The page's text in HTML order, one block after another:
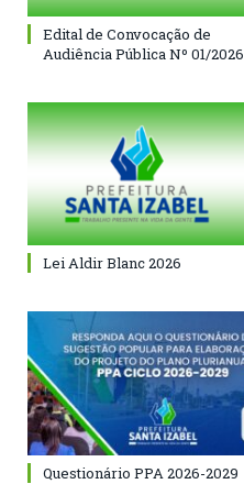
Edital de Convocação de
Audiência Pública Nº 01/2026
Lei Aldir Blanc 2026
Questionário PPA 2026-2029